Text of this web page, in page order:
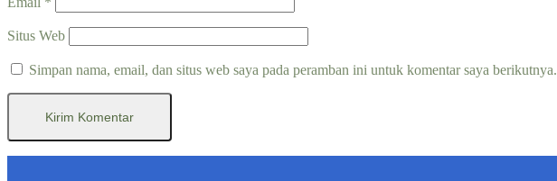
Situs Web
Simpan nama, email, dan situs web saya pada peramban ini untuk komentar saya berikutnya.